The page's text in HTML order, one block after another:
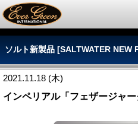
ソルト新製品 [SALTWATER NEW
2021.11.18 (木)
インペリアル「フェザージャ